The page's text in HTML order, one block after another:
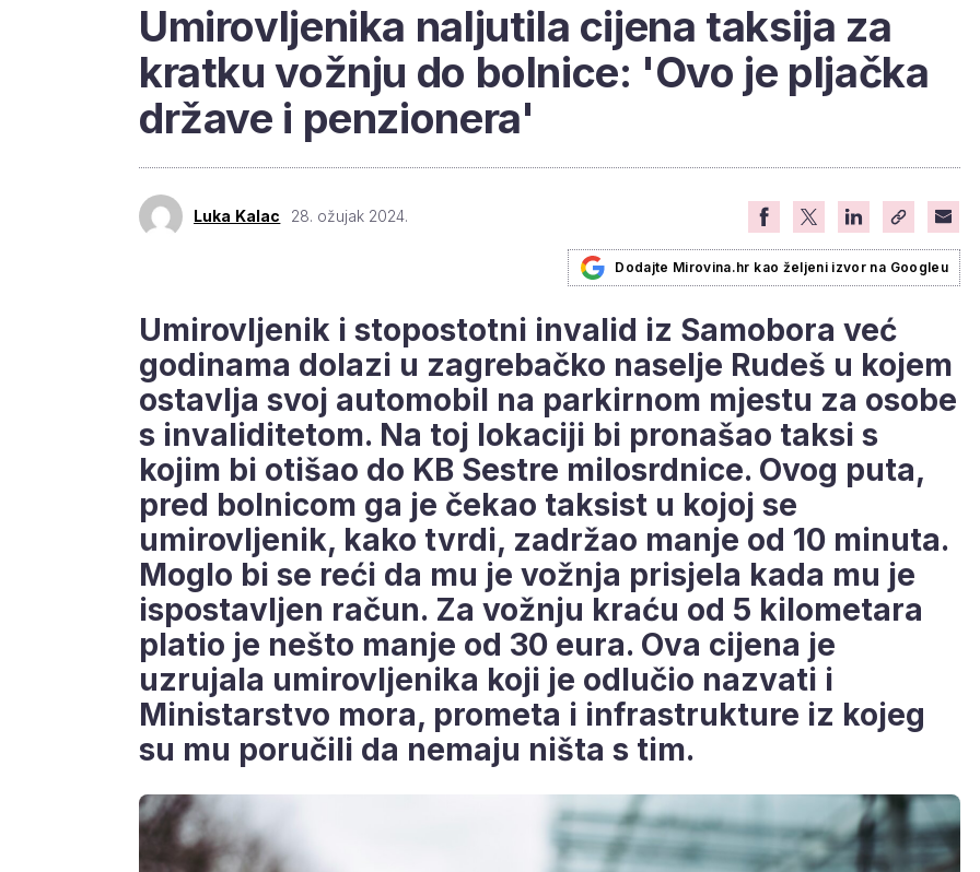
Umirovljenika naljutila cijena taksija za
kratku vožnju do bolnice: 'Ovo je pljačka
države i penzionera'
Luka Kalac 28. ožujak 2024.
Dodajte Mirovina.hr kao željeni izvor na Googleu
Umirovljenik i stopostotni invalid iz Samobora već
godinama dolazi u zagrebačko naselje Rudeš u kojem
ostavlja svoj automobil na parkirnom mjestu za osobe
s invaliditetom. Na toj lokaciji bi pronašao taksi s
kojim bi otišao do KB Sestre milosrdnice. Ovog puta,
pred bolnicom ga je čekao taksist u kojoj se
umirovljenik, kako tvrdi, zadržao manje od 10 minuta.
Moglo bi se reći da mu je vožnja prisjela kada mu je
ispostavljen račun. Za vožnju kraću od 5 kilometara
platio je nešto manje od 30 eura. Ova cijena je
uzrujala umirovljenika koji je odlučio nazvati i
Ministarstvo mora, prometa i infrastrukture iz kojeg
su mu poručili da nemaju ništa s tim.